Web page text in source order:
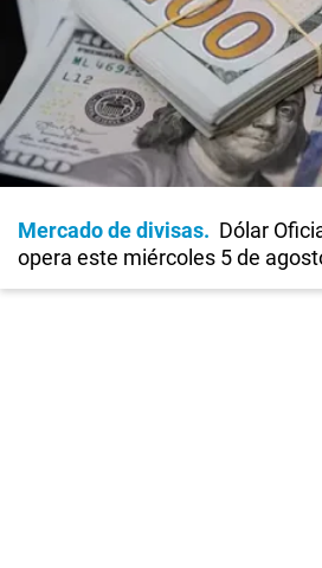
Mercado de divisas
Dólar
opera este miércoles 5 de